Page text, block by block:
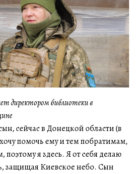
директором библиотеки в
сейчас в Донецкой области (в
помочь ему и тем побратимам,
поэтому я здесь. Я от себя делаю
защищая Киевское небо. Сын